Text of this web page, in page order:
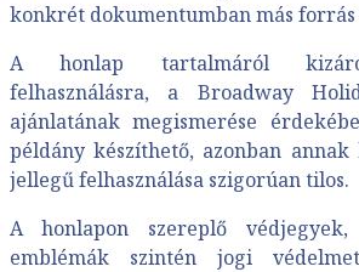
konkrét dokumentumban más
A honlap tartalmáról
felhasználásra, a Broadway
ajánlatának megismerése
példány készíthető, azonban
jellegű felhasználása szigorúan tilos.
A honlapon szereplő
emblémák szintén jogi